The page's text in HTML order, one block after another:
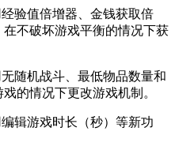
验值倍增器、金钱获取倍
不破坏游戏平衡的情况下获
随机战斗、最低物品数量和
的情况下更改游戏机制。
辑游戏时长（秒）等新功